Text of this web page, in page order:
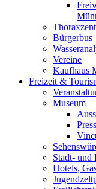
Bürgerbus
Vereine
Kaufhaus
Freizeit &
Museum
Stadt- und
Hotels,